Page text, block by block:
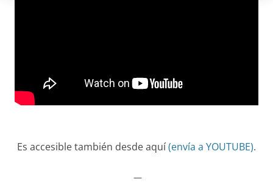
Es accesible también desde aquí(envía a YOUTUBE).
—